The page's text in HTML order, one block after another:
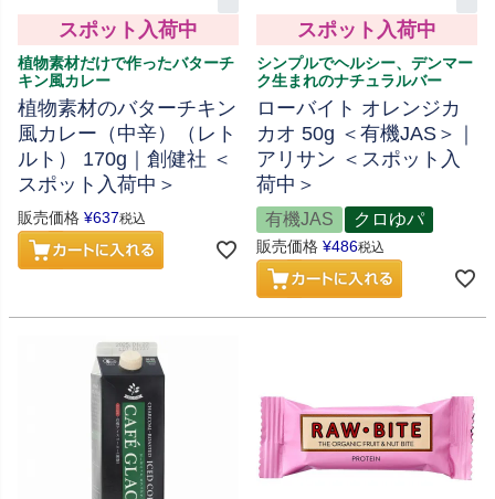
スポット入荷中
植物素材だけで作ったバターチ
キン風カレー
植物素材のバターチキン
風カレー（中辛）（レト
ルト） 170g｜創健社 ＜
スポット入荷中＞
販売価格 ¥637税込
スポット入荷中
シンプルでヘルシー、デンマー
ク生まれのナチュラルバー
ローバイト オレンジカ
カオ 50g ＜有機JAS＞｜
アリサン ＜スポット入
荷中＞
有機JAS クロゆパ
販売価格 ¥486税込